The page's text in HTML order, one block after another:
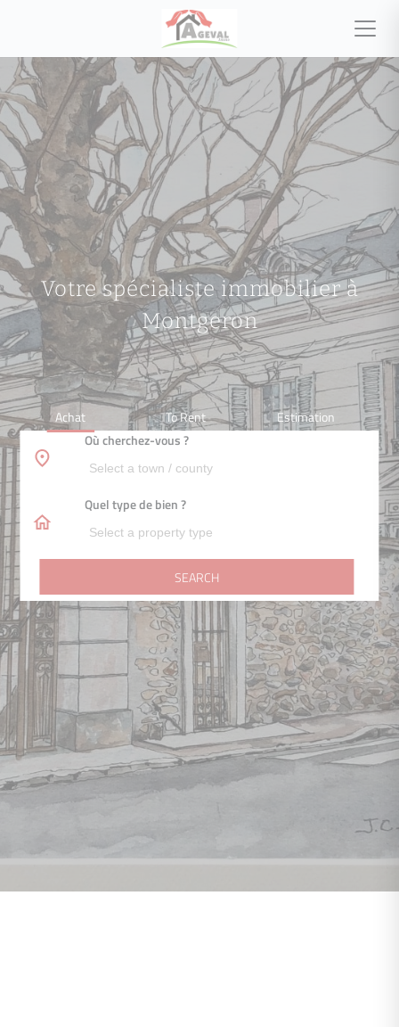
Votre spécialiste immobilier à
Montgeron
Achat To Rent
Estimation
Où cherchez-vous ?
Quel type de bien ?